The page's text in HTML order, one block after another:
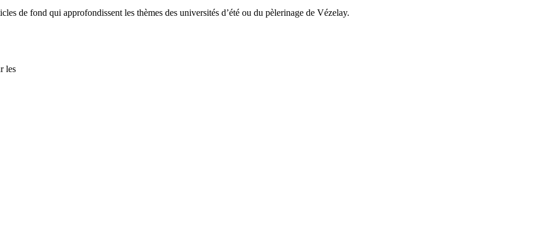
de fond qui approfondissent les thèmes des universités d’été ou du pèlerinage de Vézelay.
les